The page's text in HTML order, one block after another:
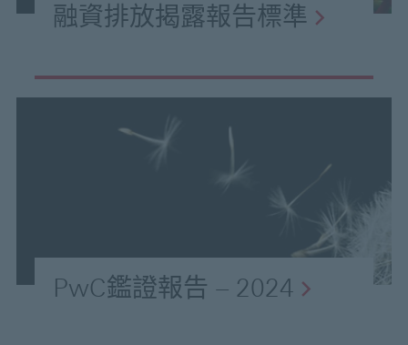
融資排放揭露報告標準
PwC鑑證報告 – 2024